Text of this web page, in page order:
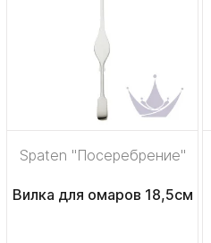
Spaten "Посеребрение"
Вилка для омаров 18,5см